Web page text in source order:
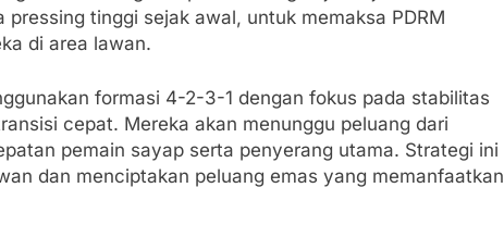
tinggi sejak awal, untuk memaksa PDRM
di area lawan.
formasi 4-2-3-1 dengan fokus pada stabilitas
cepat. Mereka akan menunggu peluang dari
pemain sayap serta penyerang utama. Strategi ini
dan menciptakan peluang emas yang memanfaatkan